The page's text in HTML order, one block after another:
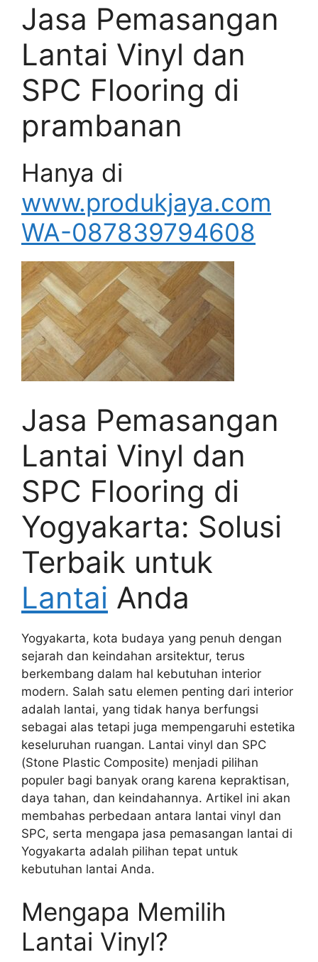
Jasa Pemasangan
Lantai Vinyl dan
SPC Flooring di
prambanan
Hanya di
www.produkjaya.com
WA-087839794608
Jasa Pemasangan
Lantai Vinyl dan
SPC Flooring di
Yogyakarta: Solusi
Terbaik untuk
Lantai Anda
Yogyakarta, kota budaya yang penuh dengan
sejarah dan keindahan arsitektur, terus
berkembang dalam hal kebutuhan interior
modern. Salah satu elemen penting dari interior
adalah lantai, yang tidak hanya berfungsi
sebagai alas tetapi juga mempengaruhi estetika
keseluruhan ruangan. Lantai vinyl dan SPC
(Stone Plastic Composite) menjadi pilihan
populer bagi banyak orang karena kepraktisan,
daya tahan, dan keindahannya. Artikel ini akan
membahas perbedaan antara lantai vinyl dan
SPC, serta mengapa jasa pemasangan lantai di
Yogyakarta adalah pilihan tepat untuk
kebutuhan lantai Anda.
Mengapa Memilih
Lantai Vinyl?